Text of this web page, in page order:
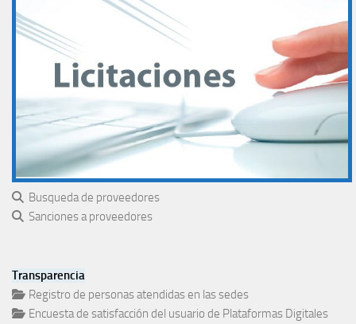
Busqueda de proveedores
Sanciones a proveedores
Transparencia
Registro de personas atendidas en las sedes
Encuesta de satisfacción del usuario de Plataformas Digitales